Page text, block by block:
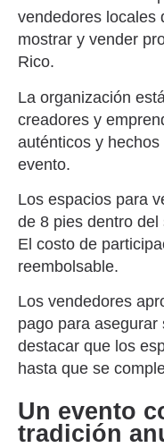
vendedores locales
mostrar y vender
Rico.
La organización
creadores y
auténticos y
evento.
Los espacios para
de 8 pies dentro
El costo de
reembolsable.
Los vendedores
pago para
destacar que los
hasta que se
Un evento
tradición